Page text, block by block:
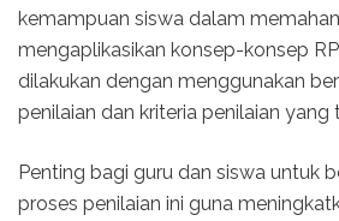
kemampuan siswa dalam
mengaplikasikan konsep-konsep
dilakukan dengan menggunakan
penilaian dan kriteria penilaian yang
Penting bagi guru dan siswa untuk
proses penilaian ini guna